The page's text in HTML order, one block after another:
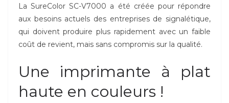
La SureColor SC-V7000 a été créée pour répondre
aux besoins actuels des entreprises de signalétique,
qui doivent produire plus rapidement avec un faible
coût de revient, mais sans compromis sur la qualité.
Une imprimante à plat
haute en couleurs !